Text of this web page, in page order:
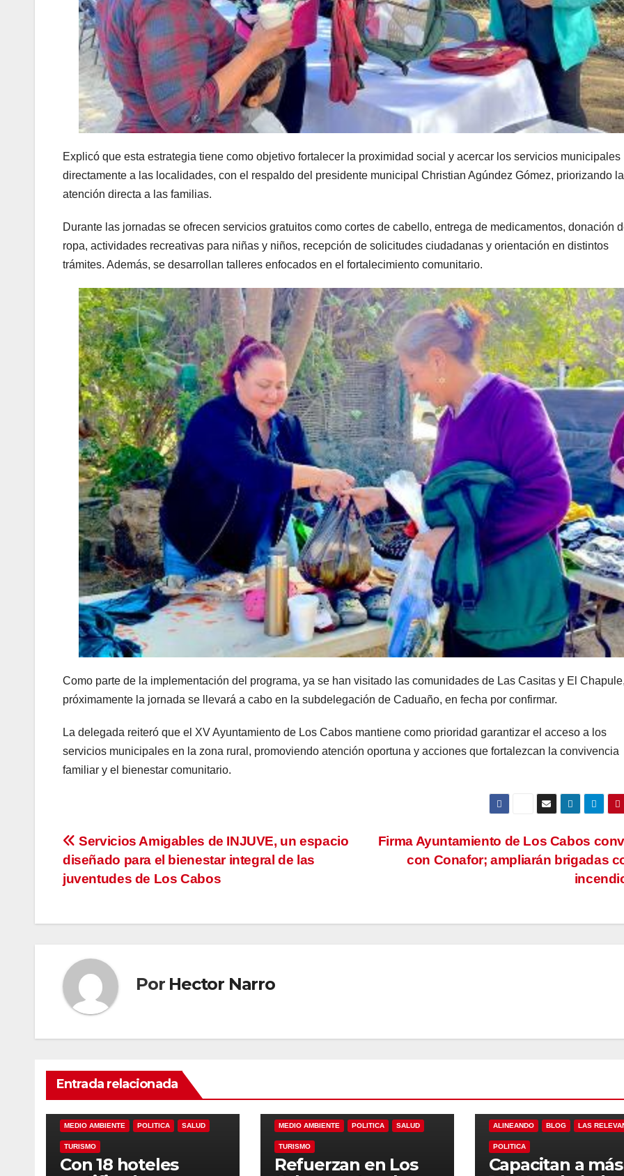
Explicó que esta estrategia tiene como objetivo fortalecer la proximidad social y acercar los servicios municipales
directamente a las localidades, con el respaldo del presidente municipal Christian Agúndez Gómez, priorizando la
atención directa a las familias.
Durante las jornadas se ofrecen servicios gratuitos como cortes de cabello, entrega de medicamentos, donación
ropa, actividades recreativas para niñas y niños, recepción de solicitudes ciudadanas y orientación en distintos
trámites. Además, se desarrollan talleres enfocados en el fortalecimiento comunitario.
Como parte de la implementación del programa, ya se han visitado las comunidades de Las Casitas y El
próximamente la jornada se llevará a cabo en la subdelegación de Caduaño, en fecha por confirmar.
La delegada reiteró que el XV Ayuntamiento de Los Cabos mantiene como prioridad garantizar el acceso a los
servicios municipales en la zona rural, promoviendo atención oportuna y acciones que fortalezcan la convivencia
familiar y el bienestar comunitario.
Navegación
de
Firma Ayuntamiento de Los Cabos
con Conafor; ampliarán brigadas
Servicios Amigables de INJUVE, un espacio
diseñado para el bienestar integral de las
juventudes de Los Cabos
Por Hector Narro
Entrada relacionada
MEDIO AMBIENTE POLITICA SALUD
TURISMO
Con 18 hoteles
MEDIO AMBIENTE POLITICA SALUD
TURISMO
Refuerzan en Los
ALINEANDO BLOG LAS
POLITICA
Capacitan a